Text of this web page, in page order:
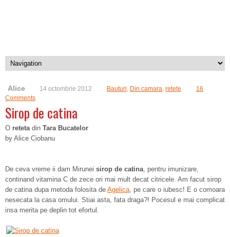
Alice 14 octombrie 2012 Bauturi, Din camara, retete
16
Comments
Sirop de catina
O retetadin Tara Bucatelor
by Alice Ciobanu
De ceva vreme ii dam Mirunei sirop de catina, pentru imunizare,
continand vitamina C de zece ori mai mult decat citricele. Am facut sirop
de catina dupa metoda folosita de Agelica, pe care o iubesc! E o comoara
nesecata la casa omului. Stiai asta, fata draga?! Pocesul e mai complicat
insa merita pe deplin tot efortul.